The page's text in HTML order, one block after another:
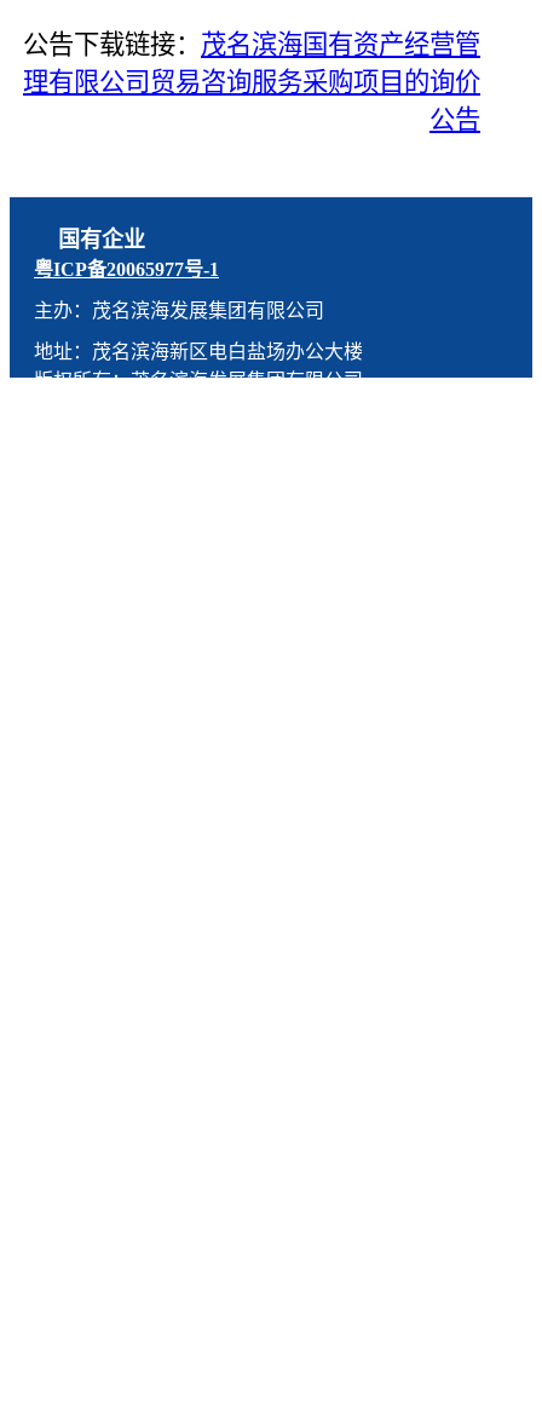
公告下载链接： 茂名滨海国有资产经营管
理有限公司贸易咨询服务采购项目的询价
公告
国有企业
粤ICP备20065977号-1
主办：茂名滨海发展集团有限公司
地址：茂名滨海新区电白盐场办公大楼
版权所有：茂名滨海发展集团有限公司